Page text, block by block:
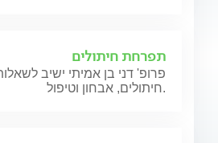
תפרחת חיתולים
פרופ' דני בן אמיתי ישיב
חיתולים, אבחון וטיפול.